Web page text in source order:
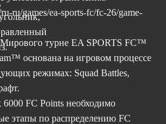
ru/games/ea-sports-fc/fc-26/game-
Мирового турне EA SPORTS FC™
основана на игровом процессе
режимах: Squad Battles,
FC Points необходимо
этапы по распределению FC